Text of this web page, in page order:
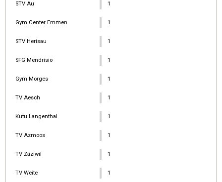
STV Au 1
Gym Center Emmen 1
STV Herisau 1
SFG Mendrisio 1
Gym Morges 1
TV Aesch 1
Kutu Langenthal 1
TV Azmoos 1
TV Zäziwil 1
TV Weite 1